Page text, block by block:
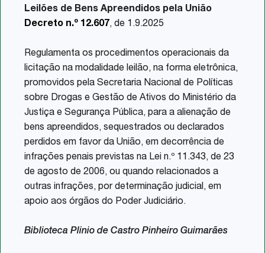
Leilões de Bens Apreendidos pela União
Decreto n.º 12.607, de 1.9.2025
Regulamenta os procedimentos operacionais da
licitação na modalidade leilão, na forma eletrônica,
promovidos pela Secretaria Nacional de Políticas
sobre Drogas e Gestão de Ativos do Ministério da
Justiça e Segurança Pública, para a alienação de
bens apreendidos, sequestrados ou declarados
perdidos em favor da União, em decorrência de
infrações penais previstas na Lei n.º 11.343, de 23
de agosto de 2006, ou quando relacionados a
outras infrações, por determinação judicial, em
apoio aos órgãos do Poder Judiciário.
Biblioteca Plinio de Castro Pinheiro Guimarães